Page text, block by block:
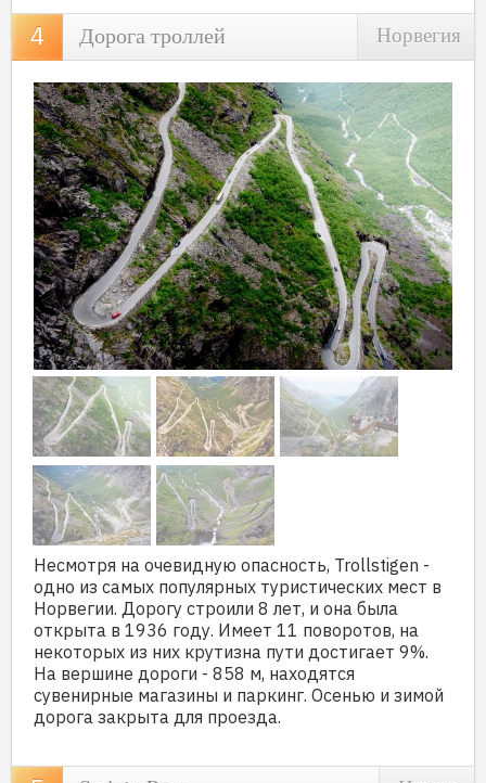
Дорога троллей Норвегия
Несмотря на очевидную опасность, Trollstigen -
одно из самых популярных туристических мест в
Норвегии. Дорогу строили 8 лет, и она была
открыта в 1936 году. Имеет 11 поворотов, на
некоторых из них крутизна пути достигает 9%.
На вершине дороги - 858 м, находятся
сувенирные магазины и паркинг. Осенью и зимой
дорога закрыта для проезда.